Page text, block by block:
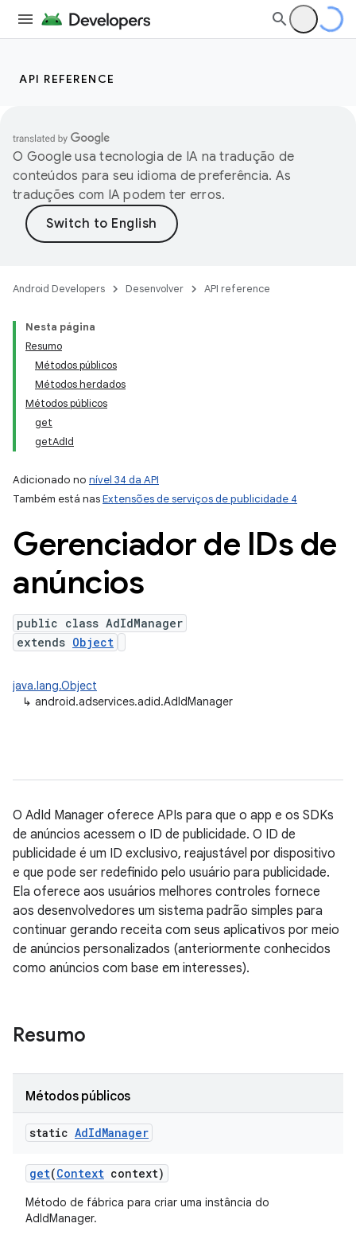
API REFERENCE
O Google usa tecnologia de IA na tradução de
conteúdos para seu idioma de preferência. As
traduções com IA podem ter erros.
Android Developers Desenvolver API reference
Nesta página
Resumo
Métodos públicos
Métodos herdados
Métodos públicos
get
getAdId
Adicionado no nível 34 da API
Também está nasExtensões de serviços de publicidade 4
Gerenciador de IDs de
anúncios
public class AdIdManager
extends Object
java.lang.Object
↳ android.adservices.adid.AdIdManager
O AdId Manager oferece APIs para que o app e os SDKs
de anúncios acessem o ID de publicidade. O ID de
publicidade é um ID exclusivo, reajustável por dispositivo
e que pode ser redefinido pelo usuário para publicidade.
Ela oferece aos usuários melhores controles fornece
aos desenvolvedores um sistema padrão simples para
continuar gerando receita com seus aplicativos por meio
de anúncios personalizados (anteriormente conhecidos
como anúncios com base em interesses).
Resumo
Métodos públicos
static AdIdManager
get(Context context)
Método de fábrica para criar uma instância do
AdIdManager.